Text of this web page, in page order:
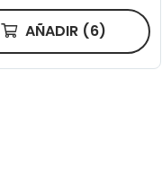
AÑADIR (6)